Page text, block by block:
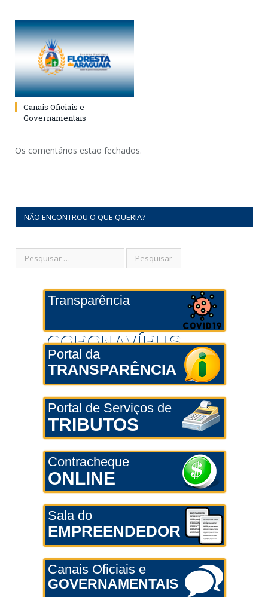
Canais Oficiais e
Governamentais
Os comentários estão fechados.
NÃO ENCONTROU O QUE QUERIA?
Transparência
CORONAVÍRUS
Portal da
TRANSPARÊNCIA
Portal de Serviços de
TRIBUTOS
Contracheque
ONLINE
Sala do
EMPREENDEDOR
Canais Oficiais e
GOVERNAMENTAIS